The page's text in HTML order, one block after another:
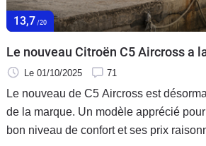
13,7 /20
Le nouveau Citroën C5 Aircross a
Le 01/10/2025 71
Le nouveau de C5 Aircross est
de la marque. Un modèle apprécié
bon niveau de confort et ses prix